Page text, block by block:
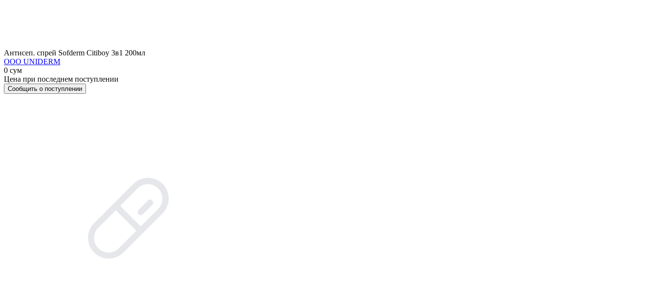
Антисеп. спрей Sofderm Citiboy 3в1 200мл
OOO UNIDERM
0 сум
Цена при последнем поступлении
Сообщить о поступлении